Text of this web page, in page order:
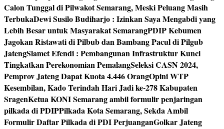
Calon Tunggal di Pilwakot Semarang, Meski Peluang Masih
TerbukaDewi Susilo Budiharjo : Izinkan Saya Mengabdi yang
Lebih Besar untuk Masyarakat SemarangPDIP Kebumen
Jagokan Ristawati di Pilbub dan Bambang Pacul di Pilgub
JatengSlamet Efendi : Pembangunan Infrastruktur Kunci
Tingkatkan Perekonomian PemalangSeleksi CASN 2024,
Pemprov Jateng Dapat Kuota 4.446 OrangOpini WTP
Kesembilan, Kado Terindah Hari Jadi ke-278 Kabupaten
SragenKetua KONI Semarang ambil formulir penjaringan
pilkada di PDIPPilkada Kota Semarang, Sekda Ambil
Formulir Daftar Pilkada di PDI PerjuanganGolkar Jateng